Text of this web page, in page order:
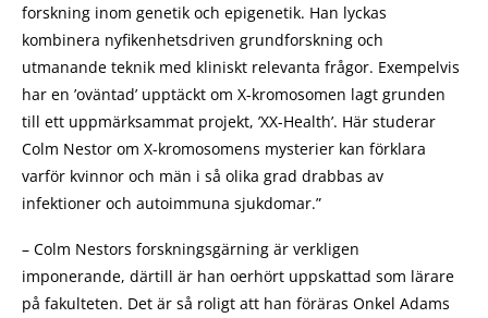
forskning inom genetik och epigenetik. Han lyckas
kombinera nyfikenhetsdriven grundforskning och
utmanande teknik med kliniskt relevanta frågor. Exempelvis
har en ’oväntad’ upptäckt om X-kromosomen lagt grunden
till ett uppmärksammat projekt, ’XX-Health’. Här studerar
Colm Nestor om X-kromosomens mysterier kan förklara
varför kvinnor och män i så olika grad drabbas av
infektioner och autoimmuna sjukdomar.”
– Colm Nestors forskningsgärning är verkligen
imponerande, därtill är han oerhört uppskattad som lärare
på fakulteten. Det är så roligt att han föräras Onkel Adams